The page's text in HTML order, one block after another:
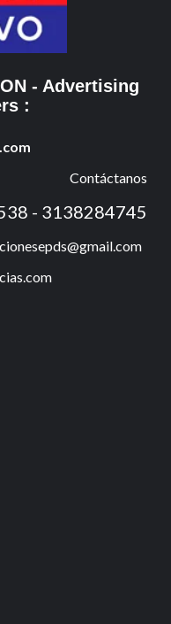
- Advertising
:
Contáctanos
- 3138284745